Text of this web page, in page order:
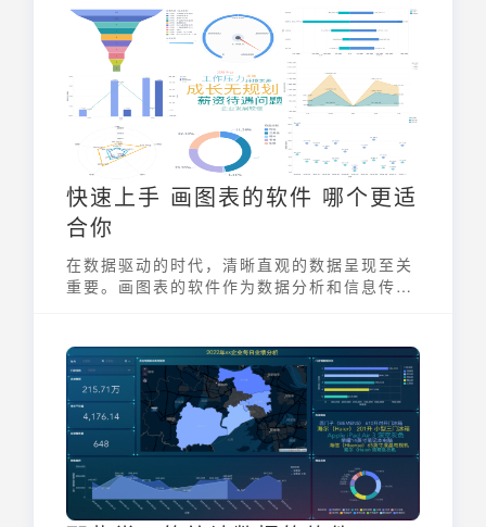
线图都能帮助我们清晰地理解和分析数据。本
文将详细介绍如何在Excel、Google Sheets
和Power BI等常用工具中制作折线图表，助
你轻松上手数据可视化。
快速上手 画图表的软件 哪个更适
合你
在数据驱动的时代，清晰直观的数据呈现至关
重要。画图表的软件作为数据分析和信息传递
画图表的软件，成为了许多人面临的难题。本
文将深入探讨不同类型的画图表的软件，分析
其特点与适用场景，帮助你快速上手，找到最
符合自身需求的解决方案。